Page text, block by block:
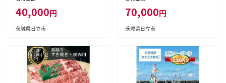
40,000円
茨城県日立市
70,000円
茨城県日立市